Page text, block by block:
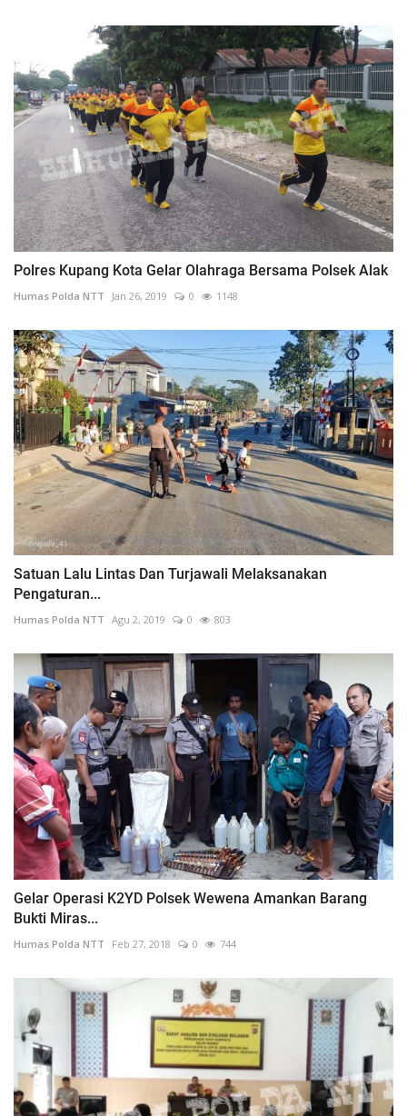
Polres Kupang Kota Gelar Olahraga Bersama Polsek Alak
Humas Polda NTT Jan 26, 2019 0 1148
Satuan Lalu Lintas Dan Turjawali Melaksanakan
Pengaturan...
Humas Polda NTT Agu 2, 2019 0 803
Gelar Operasi K2YD Polsek Wewena Amankan Barang
Bukti Miras...
Humas Polda NTT Feb 27, 2018 0 744